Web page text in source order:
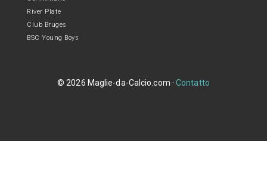
River Plate
Club Bruges
BSC Young Boys
© 2026 Maglie-da-Calcio.com ·Contatto